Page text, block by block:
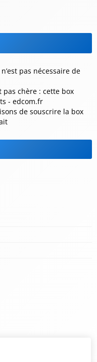
pas nécessaire de
pas chère : cette box
- edcom.fr
de souscrire la box